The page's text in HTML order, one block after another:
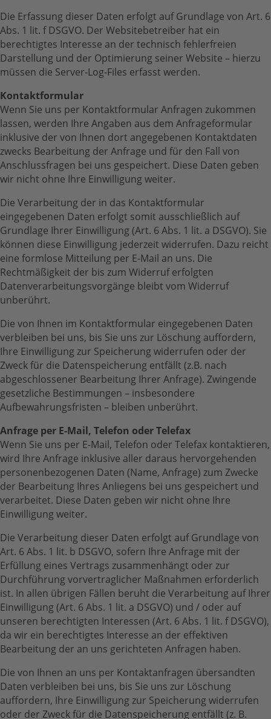
Die Erfassung dieser Daten erfolgt auf Grundlage von Art. 6
Abs. 1 lit. f DSGVO. Der Websitebetreiber hat ein
berechtigtes Interesse an der technisch fehlerfreien
Darstellung und der Optimierung seiner Website – hierzu
müssen die Server-Log-Files erfasst werden.
Kontaktformular
Wenn Sie uns per Kontaktformular Anfragen zukommen
lassen, werden Ihre Angaben aus dem Anfrageformular
inklusive der von Ihnen dort angegebenen Kontaktdaten
zwecks Bearbeitung der Anfrage und für den Fall von
Anschlussfragen bei uns gespeichert. Diese Daten geben
wir nicht ohne Ihre Einwilligung weiter.
Die Verarbeitung der in das Kontaktformular
eingegebenen Daten erfolgt somit ausschließlich auf
Grundlage Ihrer Einwilligung (Art. 6 Abs. 1 lit. a DSGVO). Sie
können diese Einwilligung jederzeit widerrufen. Dazu reicht
eine formlose Mitteilung per E-Mail an uns. Die
Rechtmäßigkeit der bis zum Widerruf erfolgten
Datenverarbeitungsvorgänge bleibt vom Widerruf
unberührt.
Die von Ihnen im Kontaktformular eingegebenen Daten
verbleiben bei uns, bis Sie uns zur Löschung auffordern,
Ihre Einwilligung zur Speicherung widerrufen oder der
Zweck für die Datenspeicherung entfällt (z.B. nach
abgeschlossener Bearbeitung Ihrer Anfrage). Zwingende
gesetzliche Bestimmungen – insbesondere
Aufbewahrungsfristen – bleiben unberührt.
Anfrage per E-Mail, Telefon oder Telefax
Wenn Sie uns per E-Mail, Telefon oder Telefax kontaktieren,
wird Ihre Anfrage inklusive aller daraus hervorgehenden
personenbezogenen Daten (Name, Anfrage) zum Zwecke
der Bearbeitung Ihres Anliegens bei uns gespeichert und
verarbeitet. Diese Daten geben wir nicht ohne Ihre
Einwilligung weiter.
Die Verarbeitung dieser Daten erfolgt auf Grundlage von
Art. 6 Abs. 1 lit. b DSGVO, sofern Ihre Anfrage mit der
Erfüllung eines Vertrags zusammenhängt oder zur
Durchführung vorvertraglicher Maßnahmen erforderlich
ist. In allen übrigen Fällen beruht die Verarbeitung auf Ihrer
Einwilligung (Art. 6 Abs. 1 lit. a DSGVO) und / oder auf
unseren berechtigten Interessen (Art. 6 Abs. 1 lit. f DSGVO),
da wir ein berechtigtes Interesse an der effektiven
Bearbeitung der an uns gerichteten Anfragen haben.
Die von Ihnen an uns per Kontaktanfragen übersandten
Daten verbleiben bei uns, bis Sie uns zur Löschung
auffordern, Ihre Einwilligung zur Speicherung widerrufen
oder der Zweck für die Datenspeicherung entfällt (z. B.